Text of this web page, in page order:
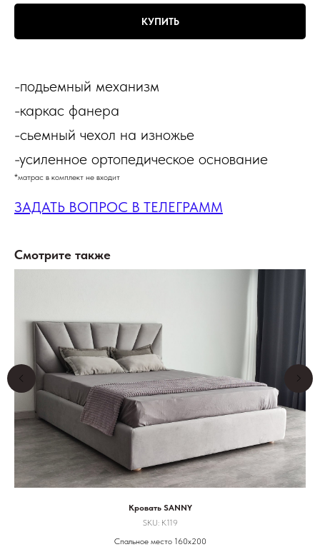
КУПИТЬ
-подьемный механизм
-каркас фанера
-сьемный чехол на изножье
-усиленное ортопедическое основание
*матрас в комплект не входит
ЗАДАТЬ ВОПРОС В ТЕЛЕГРАММ
Смотрите также
Кровать SANNY
SKU: K119
Спальное место 160х200